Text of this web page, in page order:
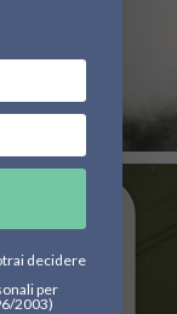
decidere
per
2003)